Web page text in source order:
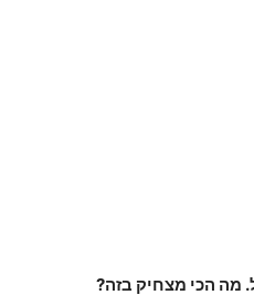
הכי מצחיק בזה?